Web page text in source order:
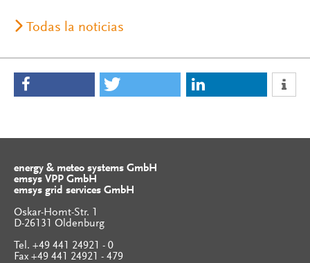
Todas la noticias
energy & meteo systems GmbH
emsys VPP GmbH
emsys grid services GmbH
Oskar-Homt-Str. 1
D-26131 Oldenburg
Tel. +49 441 24921 - 0
Fax +49 441 24921 - 479